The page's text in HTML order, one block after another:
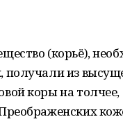
(корьё),
получали из
коры на